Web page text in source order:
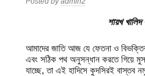
শায়খ খালিদ
আমাদের জাতি আজ যে ফেতনা ও
এবং সঠিক পথ অনুসন্ধান করতে গিয়ে
যাচ্ছে, তা এই হাদিসে কুদসিরই বাস্তব